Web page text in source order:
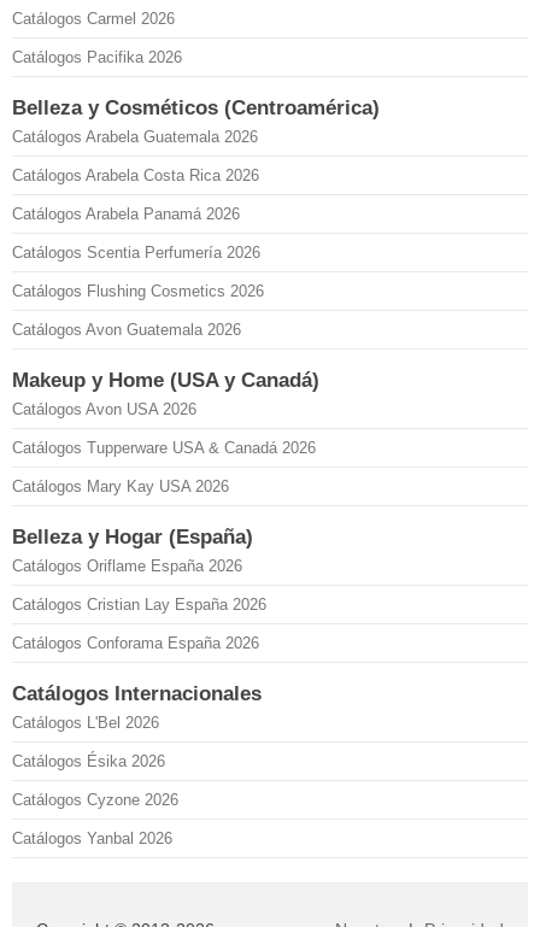
Catálogos Carmel 2026
Catálogos Pacifika 2026
Belleza y Cosméticos (Centroamérica)
Catálogos Arabela Guatemala 2026
Catálogos Arabela Costa Rica 2026
Catálogos Arabela Panamá 2026
Catálogos Scentia Perfumería 2026
Catálogos Flushing Cosmetics 2026
Catálogos Avon Guatemala 2026
Makeup y Home (USA y Canadá)
Catálogos Avon USA 2026
Catálogos Tupperware USA & Canadá 2026
Catálogos Mary Kay USA 2026
Belleza y Hogar (España)
Catálogos Oriflame España 2026
Catálogos Cristian Lay España 2026
Catálogos Conforama España 2026
Catálogos Internacionales
Catálogos L'Bel 2026
Catálogos Ésika 2026
Catálogos Cyzone 2026
Catálogos Yanbal 2026